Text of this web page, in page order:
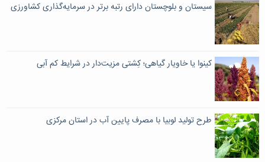
سیستان و بلوچستان دارای رتبه برتر در سرمایه‌گذاری کشاورزی
کینوا یا خاویار گیاهی؛ کِشتی مزیت‌دار در شرایط کم آبی
طرح‌ تولید لوبیا با مصرف پایین آب در استان مرکزی